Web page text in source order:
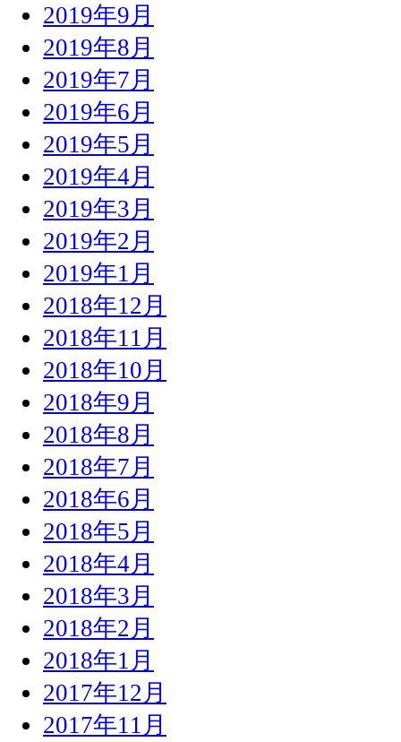
2019年9月
2019年8月
2019年7月
2019年6月
2019年5月
2019年4月
2019年3月
2019年2月
2019年1月
2018年12月
2018年11月
2018年10月
2018年9月
2018年8月
2018年7月
2018年6月
2018年5月
2018年4月
2018年3月
2018年2月
2018年1月
2017年12月
2017年11月